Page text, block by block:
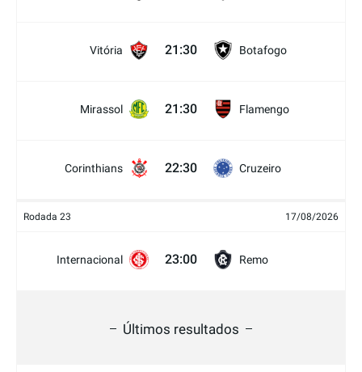
Vitória 21:30 Botafogo
Mirassol 21:30 Flamengo
Corinthians 22:30 Cruzeiro
Rodada 23 17/08/2026
Internacional 23:00 Remo
Últimos resultados